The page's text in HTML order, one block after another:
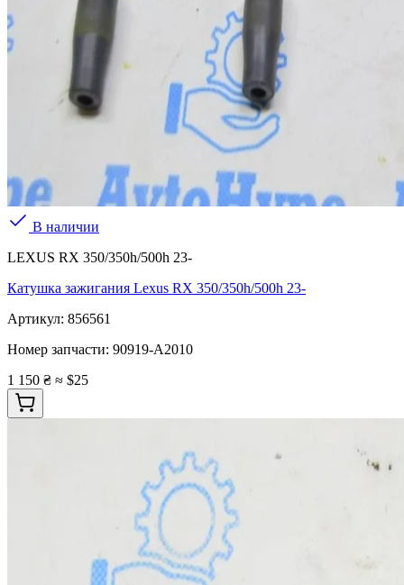
В наличии
LEXUS RX 350/350h/500h 23-
Катушка зажигания Lexus RX 350/350h/500h 23-
Артикул: 856561
Номер запчасти: 90919-A2010
1 150 ₴ ≈ $25